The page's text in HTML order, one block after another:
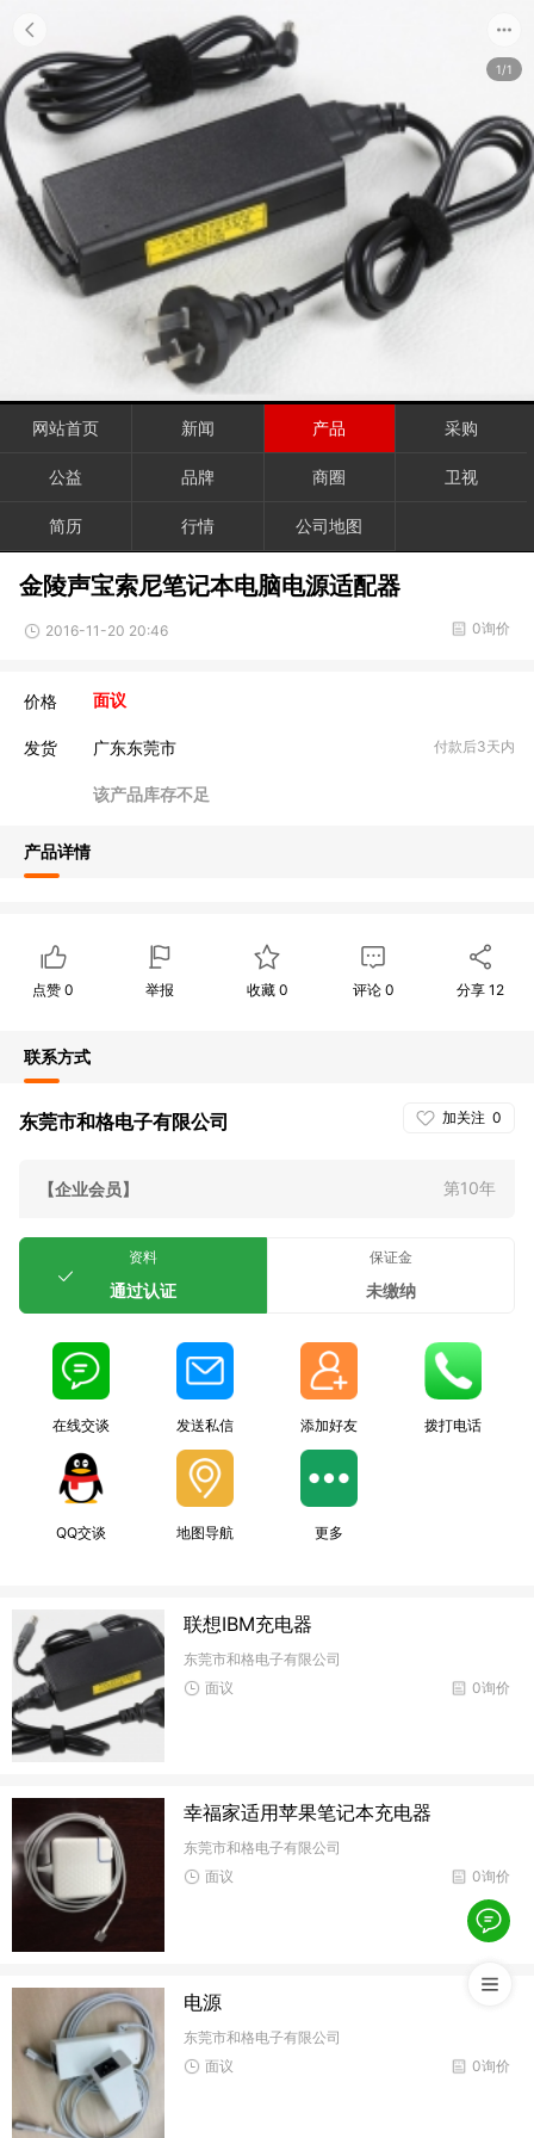
1/1
网站首页 新闻 产品 采购
公益 品牌 商圈 卫视
简历 行情 公司地图
金陵声宝索尼笔记本电脑电源适配器
2016-11-20 20:46 0询价
价格 面议
发货 广东东莞市 付款后3天内
该产品库存不足
产品详情
点赞0 举报 收藏 0 评论0 分享12
联系方式
加关注 0
东莞市和格电子有限公司
【企业会员】 第10年
资料
通过认证
保证金
未缴纳
在线交谈 发送私信 添加好友 拨打电话
QQ交谈 地图导航 更多
联想IBM充电器
东莞市和格电子有限公司
0询价
面议
幸福家适用苹果笔记本充电器
东莞市和格电子有限公司
0询价
面议
电源
东莞市和格电子有限公司
0询价
面议